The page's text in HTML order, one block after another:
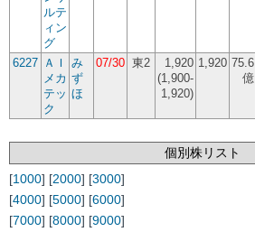
ルテ
ィン
グ
6227 ＡＩ
メカ
テッ
ク
み
ず
ほ
07/30 東2
1,920
(1,900-
1,920)
1,920 75.6
億
個別株リスト
[1000] [2000] [3000]
[4000] [5000] [6000]
[7000] [8000] [9000]